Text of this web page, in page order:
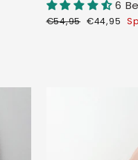
6
Normaler
€54,95 €44,95